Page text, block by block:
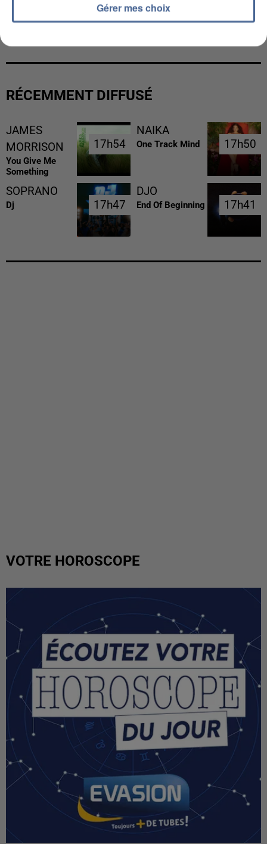
UNE TOURISTE DE L’OISE EMPORTÉE PAR UNE
RÉCEMMENT DIFFUSÉ
JAMES
MORRISON
You Give Me
Something
17h54
17h54
NAIKA
One Track Mind 17h50
17h50
SOPRANO
Dj 17h47
17h47
DJO
End Of Beginning 17h41
17h41
VOTRE HOROSCOPE
Gérer mes choix